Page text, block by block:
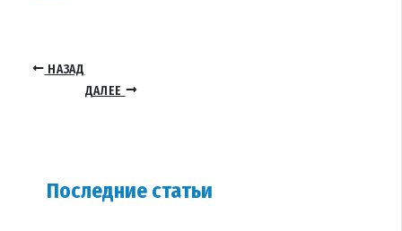
НАЗАД
ДАЛЕЕ
Последние статьи